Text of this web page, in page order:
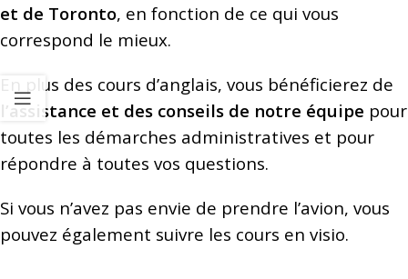
et de Toronto, en fonction de ce qui vous
correspond le mieux.
En plus des cours d’anglais, vous bénéficierez de
l’assistance et des conseils de notre équipe pour
toutes les démarches administratives et pour
répondre à toutes vos questions.
Si vous n’avez pas envie de prendre l’avion, vous
pouvez également suivre les cours en visio.